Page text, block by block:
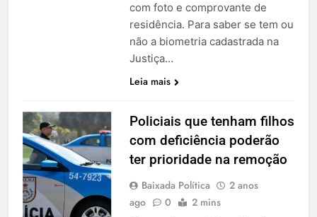
com foto e comprovante de
residência. Para saber se tem ou
não a biometria cadastrada na
Justiça…
Leia mais
Policiais que tenham filhos
com deficiência poderão
ter prioridade na remoção
Baixada Política
2 anos
ago
0 2 mins